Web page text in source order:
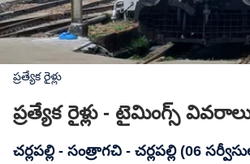
ప్రత్యేక రైళ్లు
ప్రత్యేక రైళ్లు - టైమింగ్స్
చర్లపల్లి - సంత్రాగచి - చర్లపల్లి (06